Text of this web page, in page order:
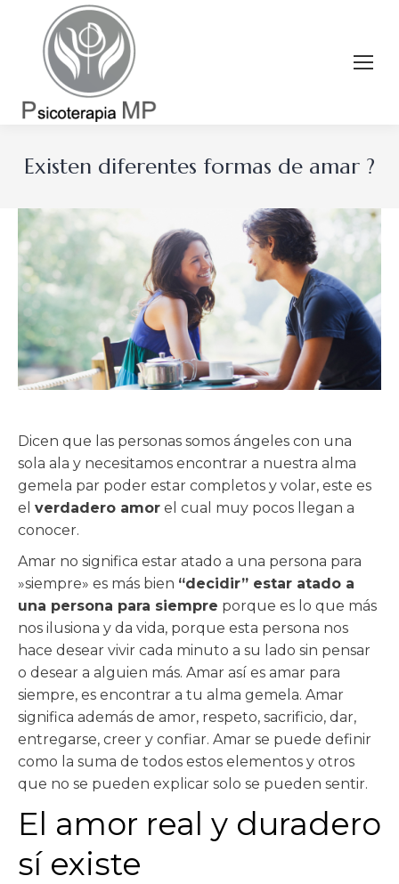
Existen diferentes formas de amar ?
Dicen que las personas somos ángeles con una
sola ala y necesitamos encontrar a nuestra alma
gemela par poder estar completos y volar, este es
el verdadero amor el cual muy pocos llegan a
conocer.
Amar no significa estar atado a una persona para
»siempre» es más bien “decidir” estar atado a
una persona para siempre porque es lo que más
nos ilusiona y da vida, porque esta persona nos
hace desear vivir cada minuto a su lado sin pensar
o desear a alguien más. Amar así es amar para
siempre, es encontrar a tu alma gemela. Amar
significa además de amor, respeto, sacrificio, dar,
entregarse, creer y confiar. Amar se puede definir
como la suma de todos estos elementos y otros
que no se pueden explicar solo se pueden sentir.
El amor real y duradero
sí existe